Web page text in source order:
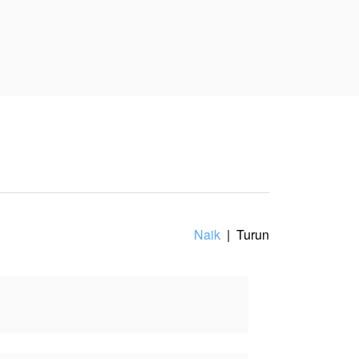
serangan jantung
waktu, Arsy
sebelumnya:
tidak mewakili
Naik | Turun